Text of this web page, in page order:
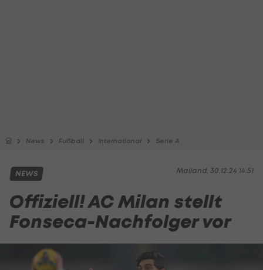
News Fußball International Serie A
Mailand, 30.12.24 14:51
NEWS
Offiziell! AC Milan stellt
Fonseca-Nachfolger vor